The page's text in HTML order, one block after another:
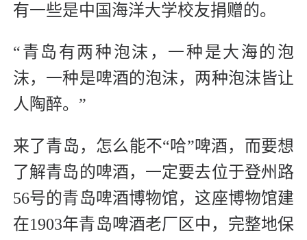
有一些是中国海洋大学校友捐赠的。
“青岛有两种泡沫，一种是大海的泡
沫，一种是啤酒的泡沫，两种泡沫皆让
人陶醉。”
来了青岛，怎么能不“哈”啤酒，而要想
了解青岛的啤酒，一定要去位于登州路
56号的青岛啤酒博物馆，这座博物馆建
在1903年青岛啤酒老厂区中，完整地保